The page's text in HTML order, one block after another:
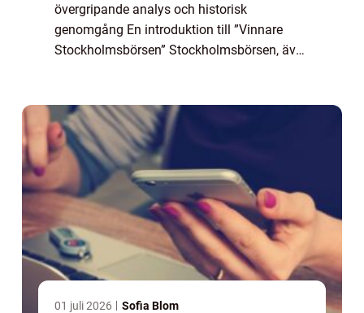
övergripande analys och historisk
genomgång En introduktion till ”Vinnare
Stockholmsbörsen” Stockholmsbörsen, även
marknadsplats för ha...
01 juli 2026 Sofia Blom